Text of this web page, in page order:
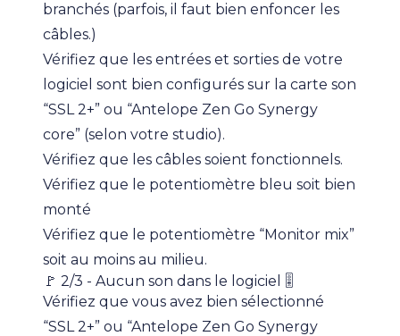
branchés (parfois, il faut bien enfoncer les
câbles.)
Vérifiez que les entrées et sorties de votre
logiciel sont bien configurés sur la carte son
“SSL 2+” ou “Antelope Zen Go Synergy
core” (selon votre studio).
Vérifiez que les câbles soient fonctionnels.
Vérifiez que le potentiomètre bleu soit bien
monté
Vérifiez que le potentiomètre “Monitor mix”
soit au moins au milieu.
🚩 2/3 - Aucun son dans le logiciel 🎚️
Vérifiez que vous avez bien sélectionné
“SSL 2+” ou “Antelope Zen Go Synergy